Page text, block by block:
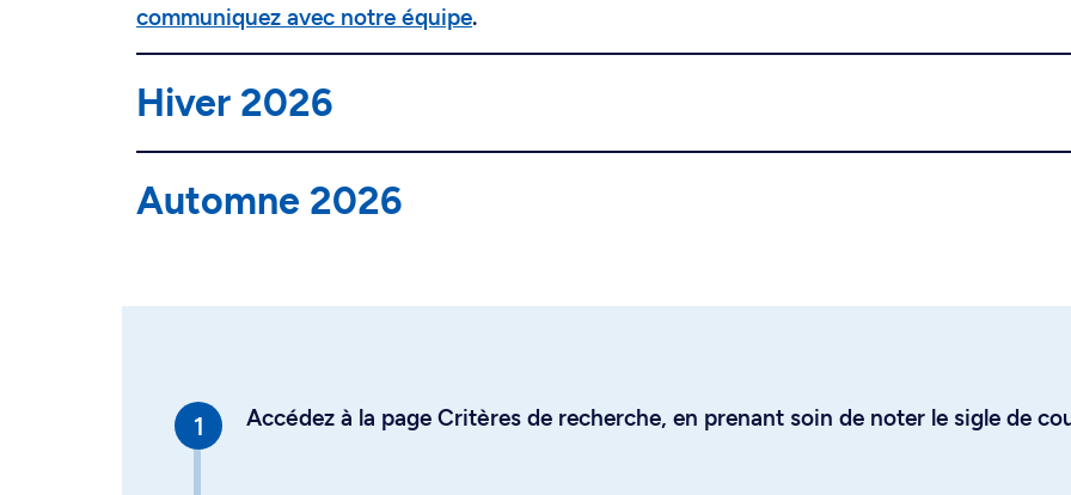
communiquez avec notre équipe.
Hiver 2026
Automne 2026
Accédez à la page Critères de recherche, en prenant soin de noter le sigle de